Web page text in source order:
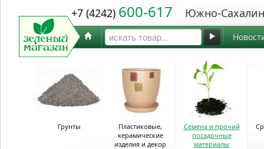
+7 (4242) 600-617 Южно-
Грунты
Пластиковые,
керамические
изделия и декор
Семена и прочий
посадочные
материалы